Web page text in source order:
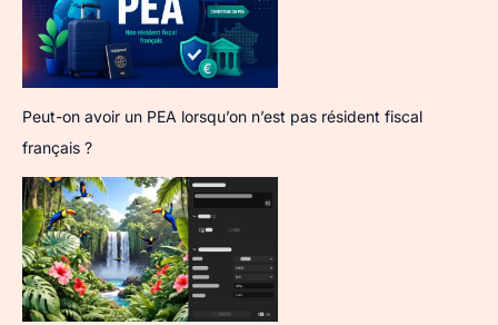
Peut-on avoir un PEA lorsqu’on n’est pas résident fiscal
français ?